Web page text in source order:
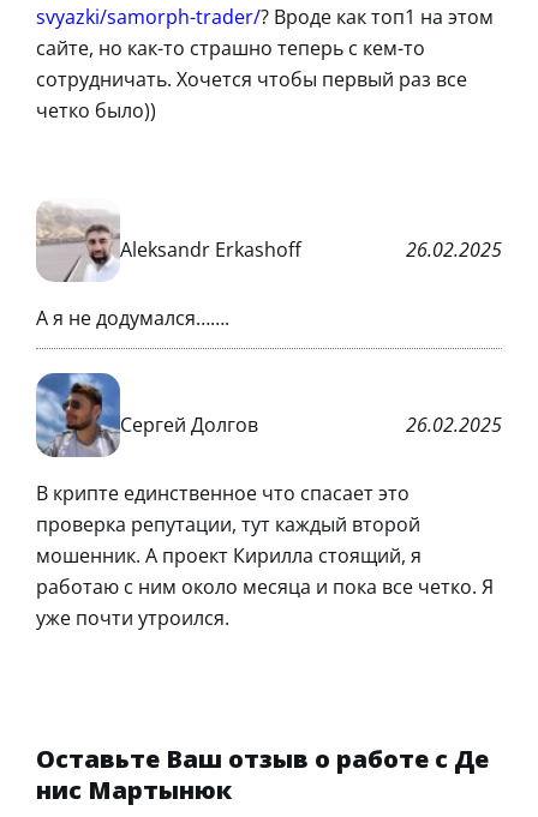
svyazki/samorph-trader/? Вроде как топ1 на этом
сайте, но как-то страшно теперь с кем-то
сотрудничать. Хочется чтобы первый раз все
четко было))
Aleksandr Erkashoff 26.02.2025
А я не додумался…….
Сергей Долгов 26.02.2025
В крипте единственное что спасает это
проверка репутации, тут каждый второй
мошенник. А проект Кирилла стоящий, я
работаю с ним около месяца и пока все четко. Я
уже почти утроился.
Оставьте Ваш отзыв о работе с Де
нис Мартынюк